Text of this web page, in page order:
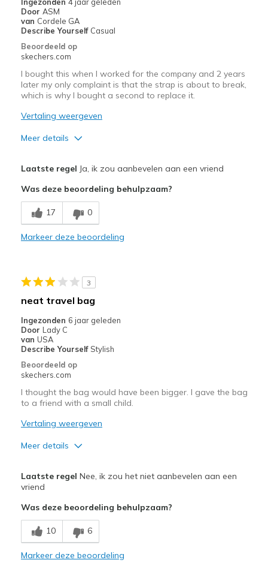
Door ASM
van Cordele GA
Describe Yourself Casual
Beoordeeld op
skechers.com
I bought this when I worked for the company and 2 years
later my only complaint is that the strap is about to break,
which is why I bought a second to replace it.
Vertaling weergeven
Meer details
Breathe Well
Comfortable
Wear Out Quickly
Beste toepassingen
Casual Wear
Travel
Width
Feels true to width
Sizing
Feels true to size
Laatste regel Ja, ik zou aanbevelen aan een vriend
Was deze beoordeling behulpzaam?
17 0
Markeer deze beoordeling
3
neat travel bag
Ingezonden 6 jaar geleden
Door Lady C
van USA
Describe Yourself Stylish
Beoordeeld op
skechers.com
I thought the bag would have been bigger. I gave the bag
to a friend with a small child.
Vertaling weergeven
Meer details
Attractive Design
Stylish
Minpunten
Need Break In
Laatste regel Nee, ik zou het niet aanbevelen aan een
vriend
Was deze beoordeling behulpzaam?
10 6
Markeer deze beoordeling